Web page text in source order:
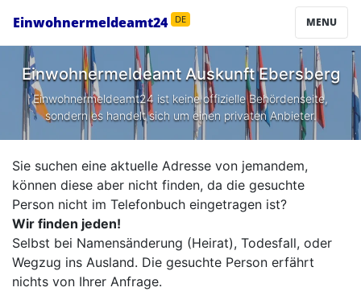
Einwohnermeldeamt24 DE MENU
Einwohnermeldeamt AuskunftEbersberg
Einwohnermeldeamt24 ist keine offizielle Behördenseite,
sondern es handelt sich um einen privaten Anbieter.
Sie suchen eine aktuelle Adresse von jemandem,
können diese aber nicht finden, da die gesuchte
Person nicht im Telefonbuch eingetragen ist?
Wir finden jeden!
Selbst bei Namensänderung (Heirat), Todesfall, oder
Wegzug ins Ausland. Die gesuchte Person erfährt
nichts von Ihrer Anfrage.